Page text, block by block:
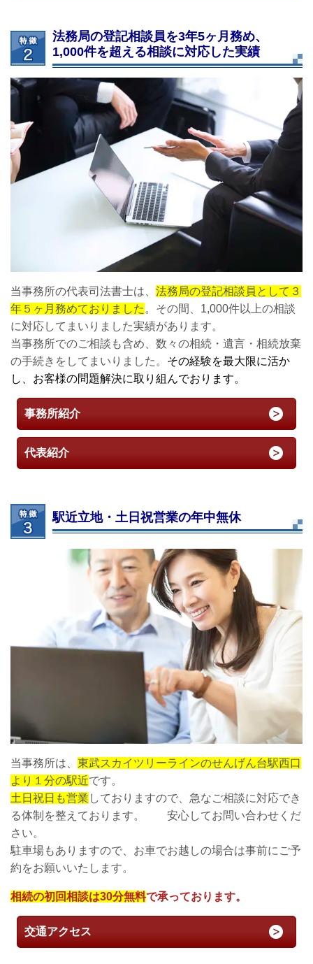
法務局の登記相談員を3年5ヶ月務め、
1,000件を超える相談に対応した実績
当事務所の代表司法書士は、 法務局の登記相談員として３
年５ヶ月務めておりました。その間、1,000件以上の相談
に対応してまいりました実績があります。
当事務所でのご相談も含め、数々の相続・遺言・相続放棄
の手続きをしてまいりました。 その経験を最大限に活か
し、お客様の問題解決に取り組んでおります。
事務所紹介
代表紹介
駅近立地・土日祝営業の年中無休
当事務所は、 東武スカイツリーラインのせんげん台駅西口
より１分の駅近です。
土日祝日も営業 しておりますので、急なご相談に対応でき
る体制を整えております。 安心してお問い合わせくだ
さい。
駐車場もありますので、お車でお越しの場合は事前にご予
約をお願いいたします。
相続の初回相談は30分無料で承っております。
交通アクセス